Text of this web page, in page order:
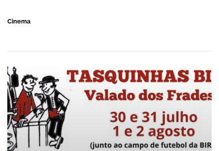
Cinema
TASQUINHAS DA BIR